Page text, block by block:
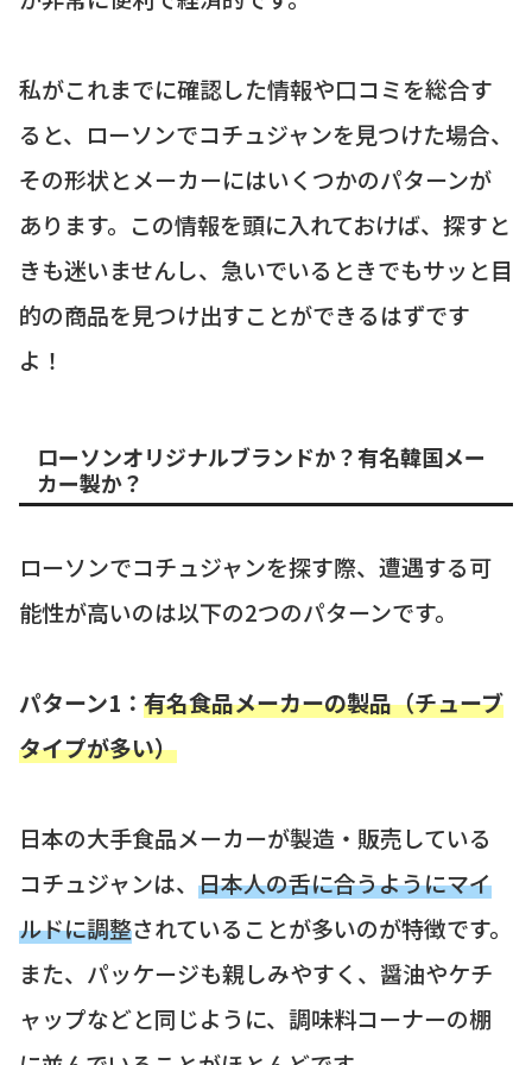
私がこれまでに確認した情報や口コミを総合す
ると、ローソンでコチュジャンを見つけた場合、
その形状とメーカーにはいくつかのパターンが
あります。この情報を頭に入れておけば、探すと
きも迷いませんし、急いでいるときでもサッと目
的の商品を見つけ出すことができるはずです
よ！
ローソンオリジナルブランドか？有名韓国メー
カー製か？
ローソンでコチュジャンを探す際、遭遇する可
能性が高いのは以下の2つのパターンです。
パターン1： 有名食品メーカーの製品（チューブ
タイプが多い）
日本の大手食品メーカーが製造・販売している
コチュジャンは、 日本人の舌に合うようにマイ
ルドに調整されていることが多いのが特徴です。
また、パッケージも親しみやすく、醤油やケチ
ャップなどと同じように、調味料コーナーの棚